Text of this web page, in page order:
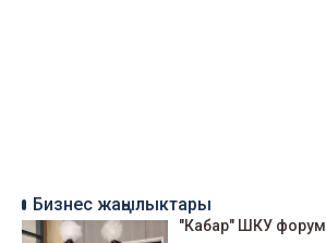
Бизнес жаңылыктары
"Кабар" ШКУ